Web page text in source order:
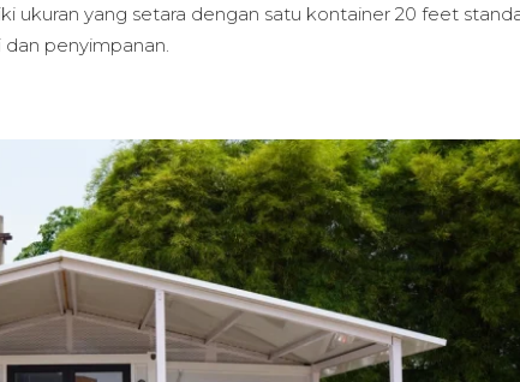
ukuran yang setara dengan satu kontainer 20 feet
penyimpanan.